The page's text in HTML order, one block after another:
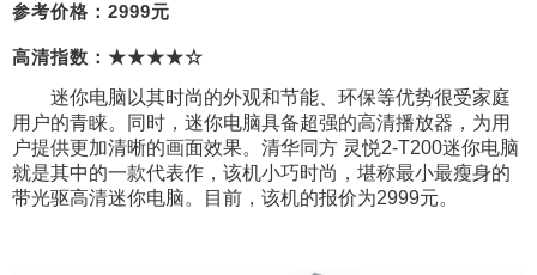
参考价格：2999元
高清指数：★★★★☆
迷你电脑以其时尚的外观和节能、环保等优势很受家庭
用户的青睐。同时，迷你电脑具备超强的高清播放器，为用
户提供更加清晰的画面效果。清华同方 灵悦2-T200迷你电脑
就是其中的一款代表作，该机小巧时尚，堪称最小最瘦身的
带光驱高清迷你电脑。目前，该机的报价为2999元。